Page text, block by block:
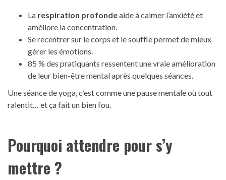
La respiration profondeaide à calmer l’anxiété et
améliore la concentration.
Se recentrer sur le corps et le souffle permet de mieux
gérer les émotions.
85 % des pratiquants ressentent une vraie amélioration
de leur bien-être mental après quelques séances.
Une séance de yoga, c’est comme une pause mentale où tout
ralentit… et ça fait un bien fou.
Pourquoi attendre pour s’y
mettre ?